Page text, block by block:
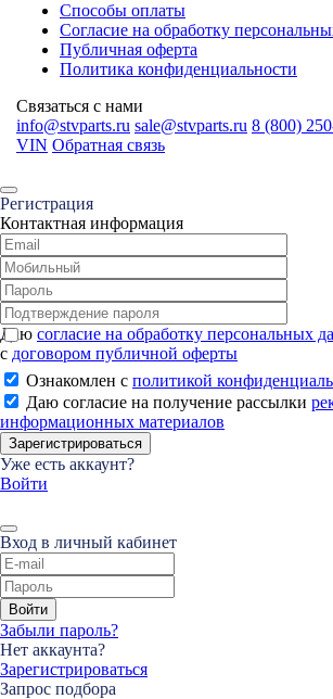
Способы оплаты
Согласие на обработку
Публичная оферта
Политика конфиденциальности
Связаться с нами
info@stvparts.ru sale@stvparts.ru 8 (800)
VIN Обратная связь
Регистрация
Контактная информация
Даю согласие на обработку персональных
с договором публичной оферты
Ознакомлен с политикой
Даю согласие на получение рассылки
информационных материалов
Зарегистрироваться
Уже есть аккаунт?
Войти
Вход в личный кабинет
Войти
Забыли пароль?
Нет аккаунта?
Зарегистрироваться
Запрос подбора